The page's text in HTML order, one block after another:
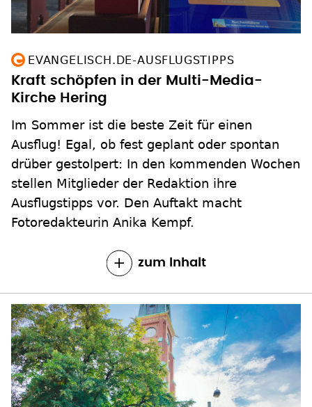
EVANGELISCH.DE-AUSFLUGSTIPPS
Kraft schöpfen in der Multi-Media-
Kirche Hering
Im Sommer ist die beste Zeit für einen
Ausflug! Egal, ob fest geplant oder spontan
drüber gestolpert: In den kommenden Wochen
stellen Mitglieder der Redaktion ihre
Ausflugstipps vor. Den Auftakt macht
Fotoredakteurin Anika Kempf.
zum Inhalt